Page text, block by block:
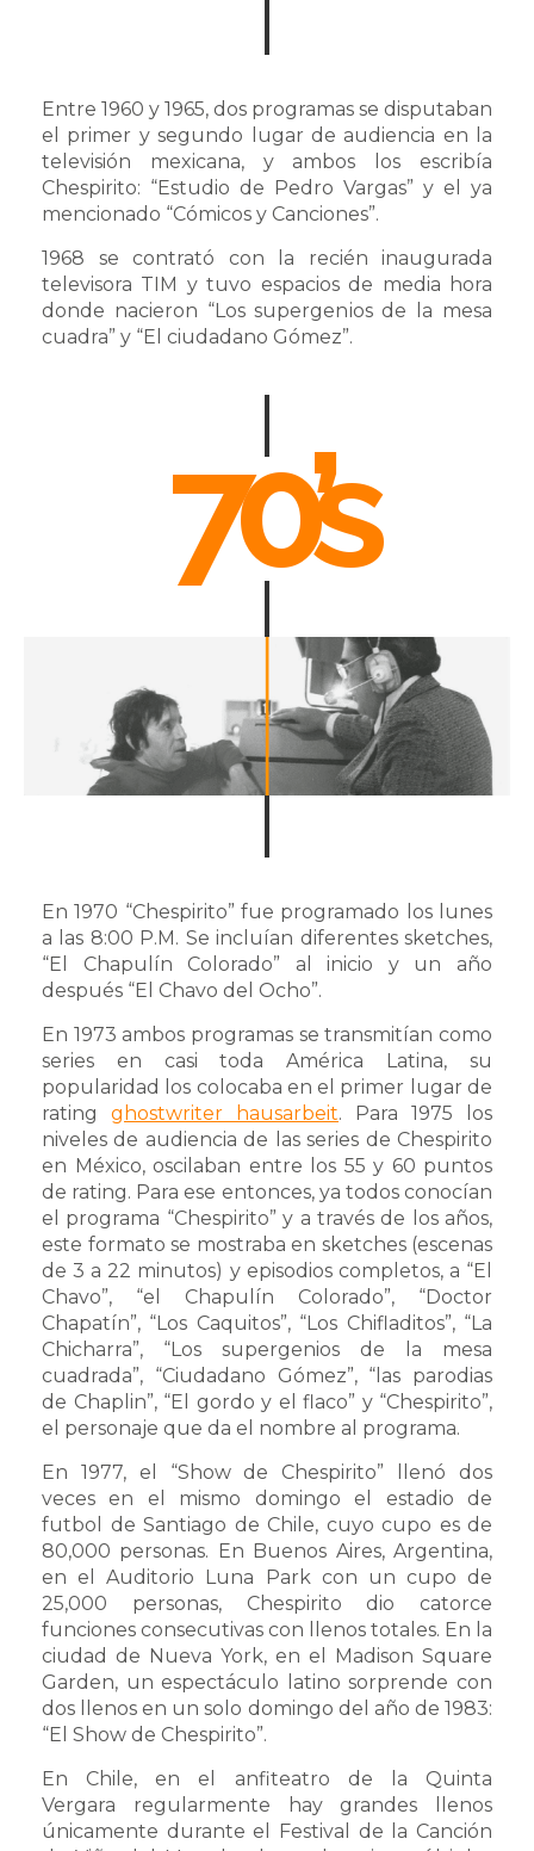
Entre 1960 y 1965, dos programas se disputaban
el primer y segundo lugar de audiencia en la
televisión mexicana, y ambos los escribía
Chespirito: “Estudio de Pedro Vargas” y el ya
mencionado “Cómicos y Canciones”.
1968 se contrató con la recién inaugurada
televisora TIM y tuvo espacios de media hora
donde nacieron “Los supergenios de la mesa
cuadra” y “El ciudadano Gómez”.
70’s
En 1970 “Chespirito” fue programado los lunes
a las 8:00 P.M. Se incluían diferentes sketches,
“El Chapulín Colorado” al inicio y un año
después “El Chavo del Ocho”.
En 1973 ambos programas se transmitían como
series en casi toda América Latina, su
popularidad los colocaba en el primer lugar de
rating ghostwriter hausarbeit. Para 1975 los
niveles de audiencia de las series de Chespirito
en México, oscilaban entre los 55 y 60 puntos
de rating. Para ese entonces, ya todos conocían
el programa “Chespirito” y a través de los años,
este formato se mostraba en sketches (escenas
de 3 a 22 minutos) y episodios completos, a “El
Chavo”, “el Chapulín Colorado”, “Doctor
Chapatín”, “Los Caquitos”, “Los Chifladitos”, “La
Chicharra”, “Los supergenios de la mesa
cuadrada”, “Ciudadano Gómez”, “las parodias
de Chaplin”, “El gordo y el flaco” y “Chespirito”,
el personaje que da el nombre al programa.
En 1977, el “Show de Chespirito” llenó dos
veces en el mismo domingo el estadio de
futbol de Santiago de Chile, cuyo cupo es de
80,000 personas. En Buenos Aires, Argentina,
en el Auditorio Luna Park con un cupo de
25,000 personas, Chespirito dio catorce
funciones consecutivas con llenos totales. En la
ciudad de Nueva York, en el Madison Square
Garden, un espectáculo latino sorprende con
dos llenos en un solo domingo del año de 1983:
“El Show de Chespirito”.
En Chile, en el anfiteatro de la Quinta
Vergara regularmente hay grandes llenos
únicamente durante el Festival de la Canción